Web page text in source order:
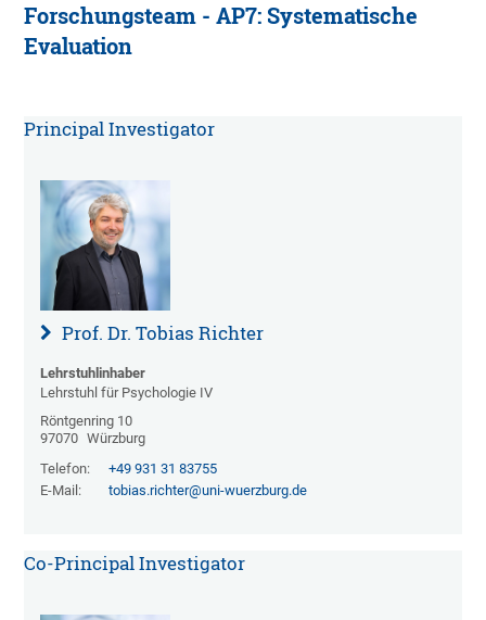
Forschungsteam - AP7: Systematische
Evaluation
Principal Investigator
Prof. Dr. Tobias Richter
Lehrstuhlinhaber
Lehrstuhl für Psychologie IV
Röntgenring 10
97070 Würzburg
Telefon:
+49 931 31 83755
E-Mail:
tobias.richter@uni-wuerzburg.de
Co-Principal Investigator